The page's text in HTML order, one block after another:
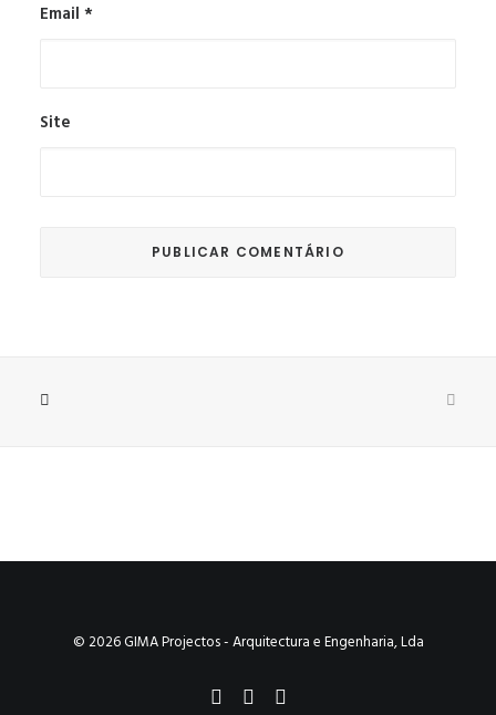
Email *
Site
© 2026 GIMA Projectos - Arquitectura e Engenharia, Lda